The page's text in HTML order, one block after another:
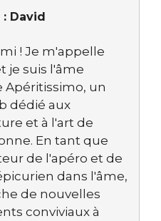
: David
! Je m'appelle
je suis l'âme
Apéritissimo, un
dédié aux
et à l'art de
En tant que
de l'apéro et de
dans l'âme,
de nouvelles
conviviaux à